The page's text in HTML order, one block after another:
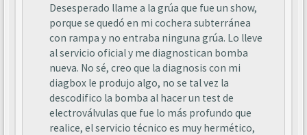
Desesperado llame a la grúa que fue un show,
porque se quedó en mi cochera subterránea
con rampa y no entraba ninguna grúa. Lo lleve
al servicio oficial y me diagnostican bomba
nueva. No sé, creo que la diagnosis con mi
diagbox le produjo algo, no se tal vez la
descodifico la bomba al hacer un test de
electroválvulas que fue lo más profundo que
realice, el servicio técnico es muy hermético,